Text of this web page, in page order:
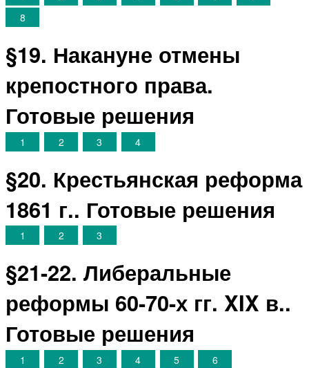
8
§19. Накануне отмены
крепостного права.
Готовые решения
1 2 3 4
§20. Крестьянская реформа
1861 г.. Готовые решения
1 2 3
§21-22. Либеральные
реформы 60-70-х гг. XIX в..
Готовые решения
1 2 3 4 5 6